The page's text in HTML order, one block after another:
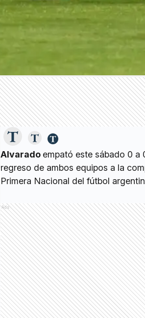
Alvarado empató este sábado 0 a
regreso de ambos equipos a la
Primera Nacional del fútbol
Ads